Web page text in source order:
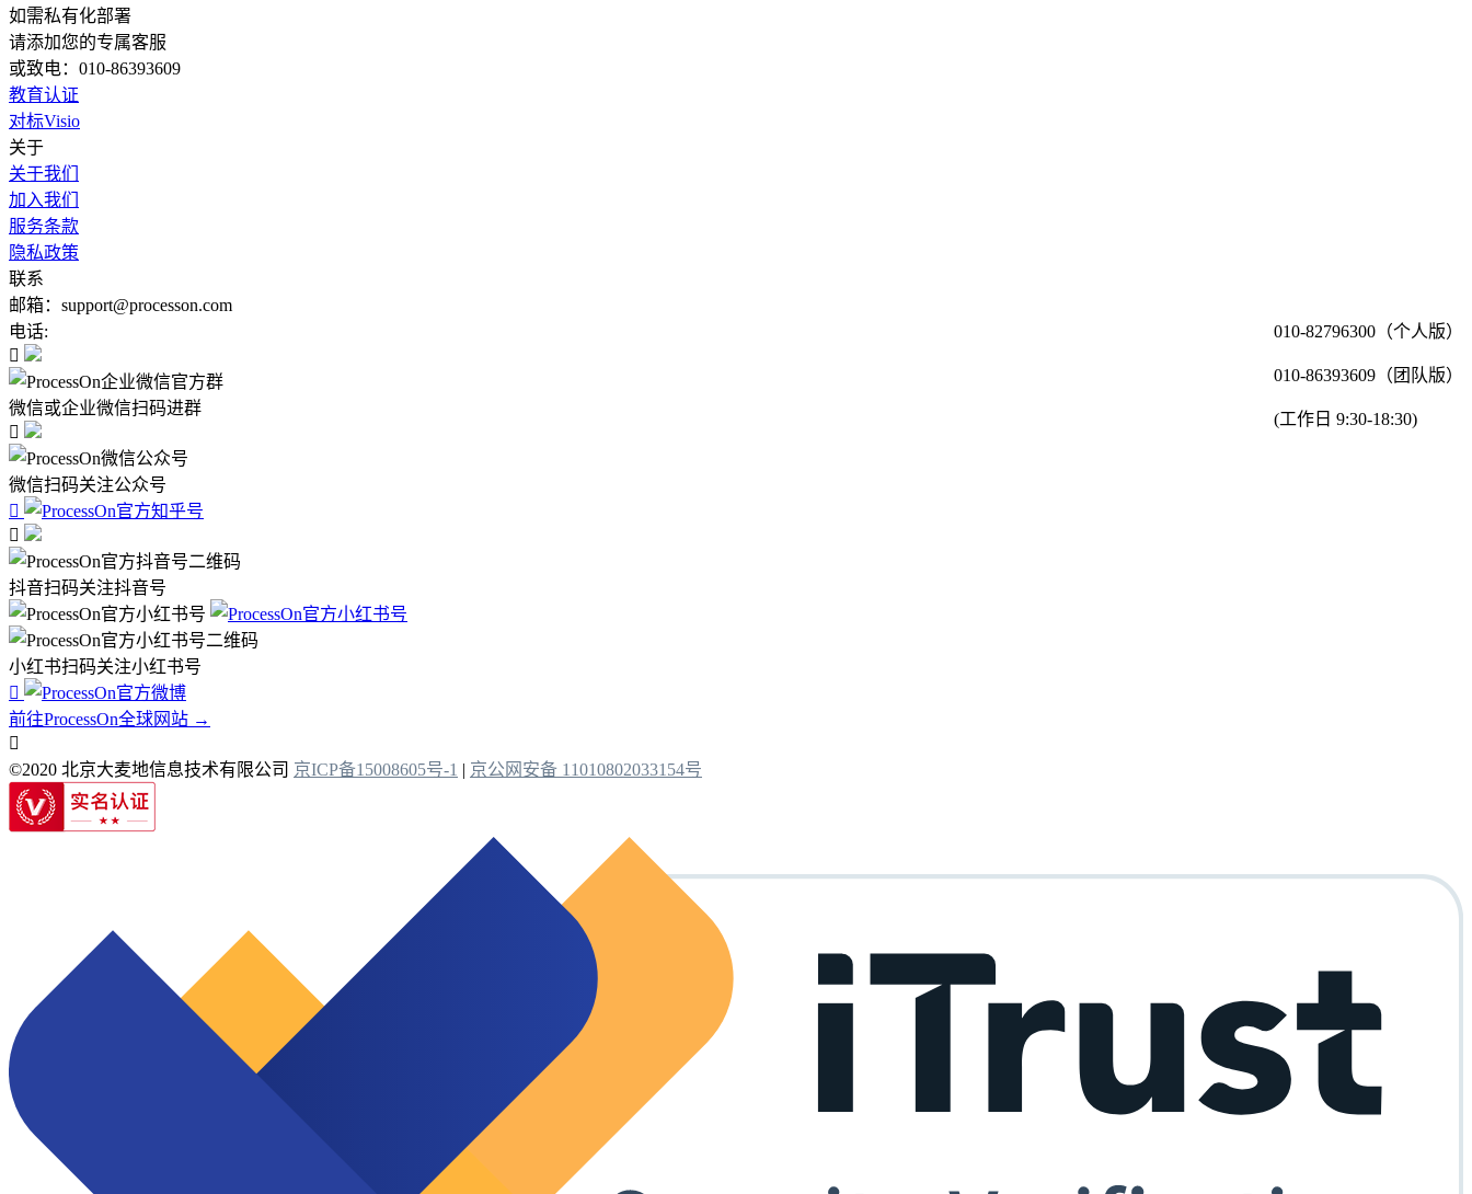
如需私有化部署
请添加您的专属客服
或致电：010-86393609
教育认证
对标Visio
关于
关于我们
加入我们
服务条款
隐私政策
联系
邮箱：support@processon.com
电话:
010-82796300（个人版）
010-86393609（团队版）
(工作日 9:30-18:30)

微信或企业微信扫码进群

微信扫码关注公众号


抖音扫码关注抖音号
小红书扫码关注小红书号

前往ProcessOn全球网站 →

©2020 北京大麦地信息技术有限公司 京ICP备15008605号-1 | 京公网安备 11010802033154号